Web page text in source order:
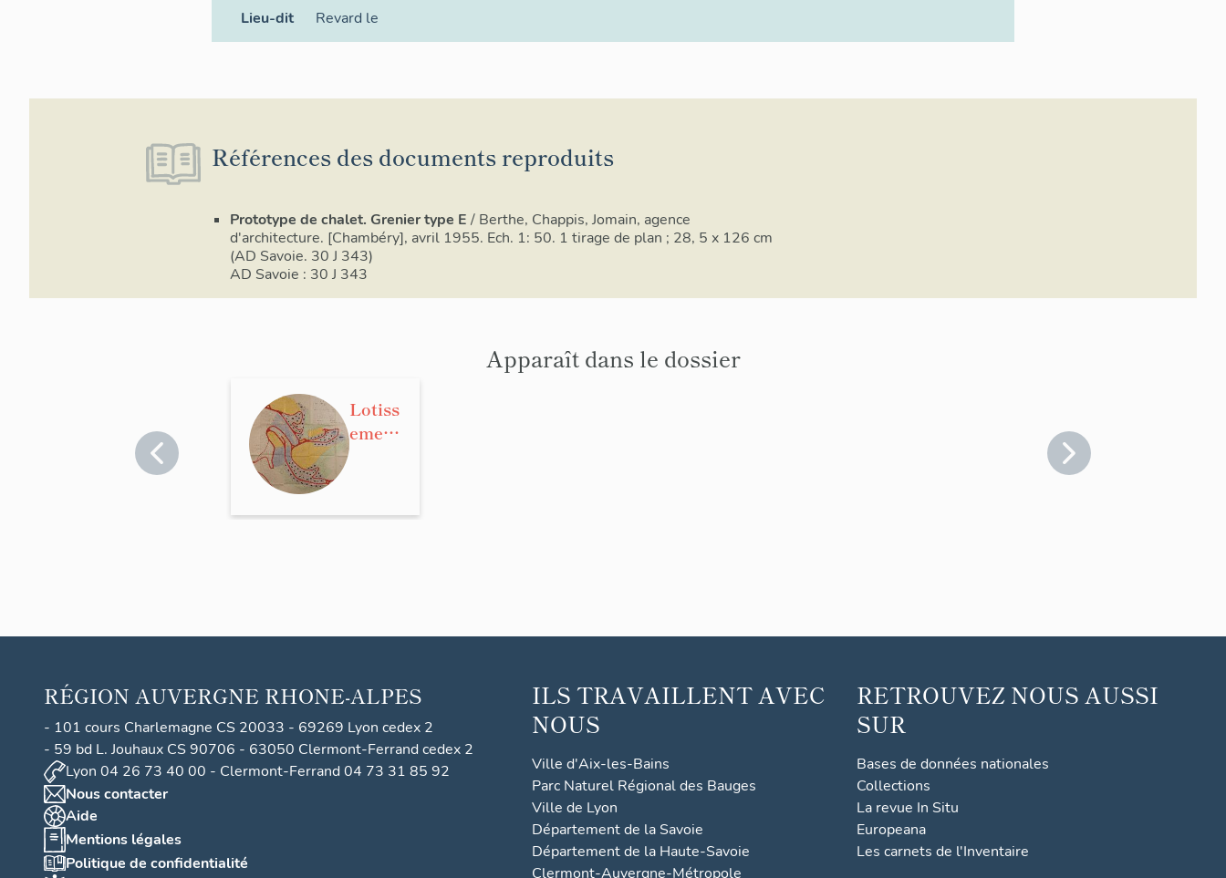
Lieu-dit Revard le
Références des documents reproduits
Prototype de chalet. Grenier type E / Berthe, Chappis, Jomain, agence
d'architecture. [Chambéry], avril 1955. Ech. 1: 50. 1 tirage de plan ; 28, 5 x 126 cm
(AD Savoie. 30 J 343)
AD Savoie : 30 J 343
Apparaît dans le dossier
Lotiss
ement
conce
d
RÉGION AUVERGNE RHONE-ALPES
- 101 cours Charlemagne CS 20033 - 69269 Lyon cedex 2
- 59 bd L. Jouhaux CS 90706 - 63050 Clermont-Ferrand cedex 2
Lyon 04 26 73 40 00 - Clermont-Ferrand 04 73 31 85 92
Nous contacter
Aide
Mentions légales
Politique de confidentialité
ILS TRAVAILLENT AVEC
NOUS
Ville d'Aix-les-Bains
Parc Naturel Régional des Bauges
Ville de Lyon
Département de la Savoie
Département de la Haute-Savoie
Clermont-Auvergne-Métropole
RETROUVEZ NOUS AUSSI
SUR
Bases de données nationales
Collections
La revue In Situ
Europeana
Les carnets de l'Inventaire